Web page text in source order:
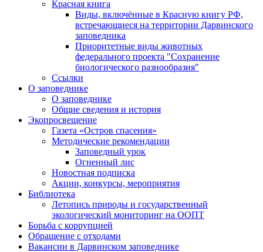
Красная книга
Виды, включённые в Красную книгу РФ,
встречающиеся на территории Дарвинского
заповедника
Приоритетные виды животных
федерального проекта "Сохранение
биологического разнообразия"
Ссылки
О заповеднике
О заповеднике
Общие сведения и история
Экопросвещение
Газета «Остров спасения»
Методические рекомендации
Заповедный урок
Огненный лис
Новостная подписка
Акции, конкурсы, мероприятия
Библиотека
Летопись природы и государственный
экологический мониторинг на ООПТ
Борьба с коррупцией
Обращение с отходами
Вакансии в Дарвинском заповеднике